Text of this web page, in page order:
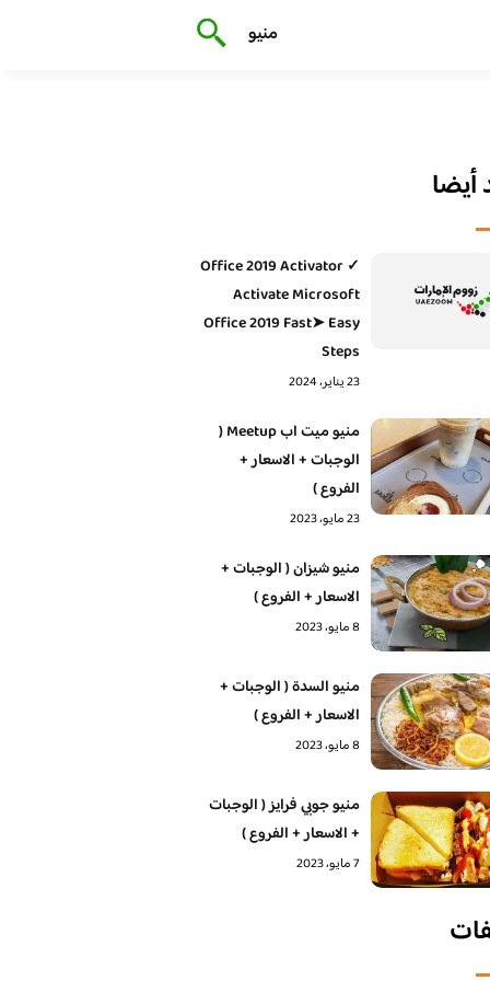
منيو
Office 2019 Activator ✓
Activate Microsoft
Office 2019 Fast➤ Easy
Steps
23 يناير، 2024
منيو ميت اب Meetup (
الوجبات + الاسعار +
الفروع )
23 مايو، 2023
منيو شيزان ( الوجبات +
الاسعار + الفروع )
8 مايو، 2023
منيو السدة ( الوجبات +
الاسعار + الفروع )
8 مايو، 2023
منيو جوبي فرايز ( الوجبات
+ الاسعار + الفروع )
7 مايو، 2023